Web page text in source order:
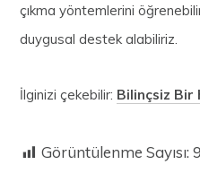
çıkma yöntemlerini
duygusal destek alabiliriz.
İlginizi çekebilir: Bilinçsiz Bir
Görüntülenme Sayısı: